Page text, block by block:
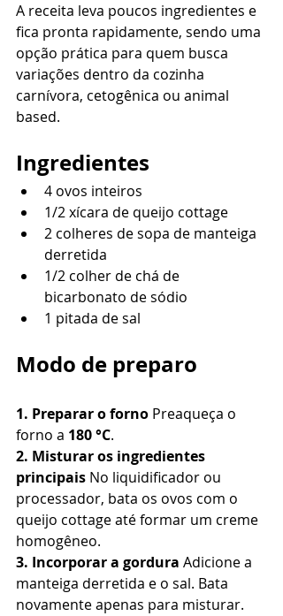
A receita leva poucos ingredientes e
fica pronta rapidamente, sendo uma
opção prática para quem busca
variações dentro da cozinha
carnívora, cetogênica ou animal
based.
Ingredientes
4 ovos inteiros
1/2 xícara de queijo cottage
2 colheres de sopa de manteiga
derretida
1/2 colher de chá de
bicarbonato de sódio
1 pitada de sal
Modo de preparo
1. Preparar o forno Preaqueça o
forno a 180 °C.
2. Misturar os ingredientes
principais No liquidificador ou
processador, bata os ovos com o
queijo cottage até formar um creme
homogêneo.
3. Incorporar a gordura Adicione a
manteiga derretida e o sal. Bata
novamente apenas para misturar.